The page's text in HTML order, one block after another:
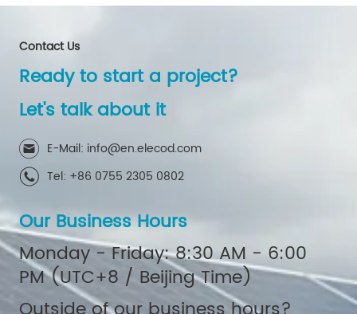
Contact Us
Ready to start a project?
Let's talk about it
E-Mail: info@en.elecod.com
Tel: +86 0755 2305 0802
Our Business Hours
Monday - Friday: 8:30 AM - 6:00
PM (UTC+8 / Beijing Time)